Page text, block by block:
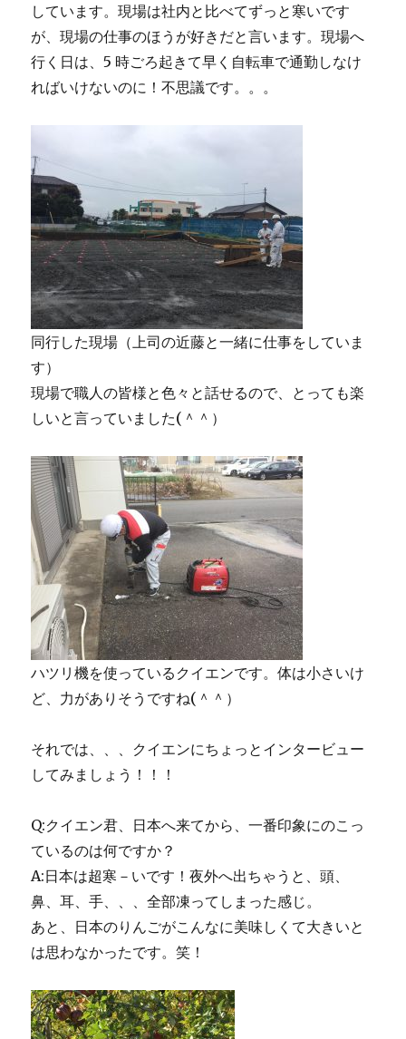
しています。現場は社内と比べてずっと寒いです
が、現場の仕事のほうが好きだと言います。現場へ
行く日は、5 時ごろ起きて早く自転車で通勤しなけ
ればいけないのに！不思議です。。。
同行した現場（上司の近藤と一緒に仕事をしていま
す）
現場で職人の皆様と色々と話せるので、とっても楽
しいと言っていました(＾＾）
ハツリ機を使っているクイエンです。体は小さいけ
ど、力がありそうですね(＾＾）
それでは、、、クイエンにちょっとインタービュー
してみましょう！！！
Q:クイエン君、日本へ来てから、一番印象にのこっ
ているのは何ですか？
A:日本は超寒－いです！夜外へ出ちゃうと、頭、
鼻、耳、手、、、全部凍ってしまった感じ。
あと、日本のりんごがこんなに美味しくて大きいと
は思わなかったです。笑！